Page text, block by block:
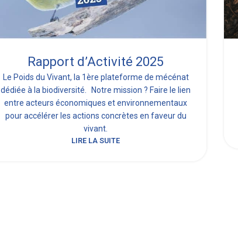
Rapport d’Activité 2025
Le Poids du Vivant, la 1ère plateforme de mécénat
dédiée à la biodiversité. Notre mission ? Faire le lien
entre acteurs économiques et environnementaux
pour accélérer les actions concrètes en faveur du
vivant.
LIRE LA SUITE